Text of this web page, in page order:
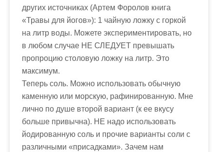
других источниках (Артем Форолов книга
«Травы для йогов»): 1 чайную ложку с горкой
на литр воды. Можете экспериментировать, но
в любом случае НЕ СЛЕДУЕТ превышать
пропроцию столовую ложку на литр. Это
максимум.
Теперь соль. Можно использовать обычную
каменную или морскую, рафинированную. Мне
лично по душе второй вариант (к ее вкусу
больше привычна). НЕ надо использовать
йодированную соль и прочие варианты соли с
различными «присадками». Зачем нам